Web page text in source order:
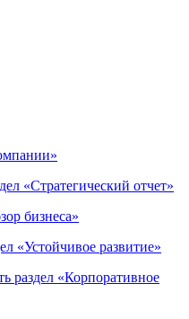
«Стратегический отчет»
бизнеса»
«Устойчивое развитие»
раздел «Корпоративное